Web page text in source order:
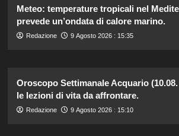
Meteo: temperature tropicali nel
prevede un’ondata di calore marino.
Redazione 9 Agosto 2026 : 15:35
Oroscopo Settimanale Acquario
le lezioni di vita da affrontare.
Redazione 9 Agosto 2026 : 15:10